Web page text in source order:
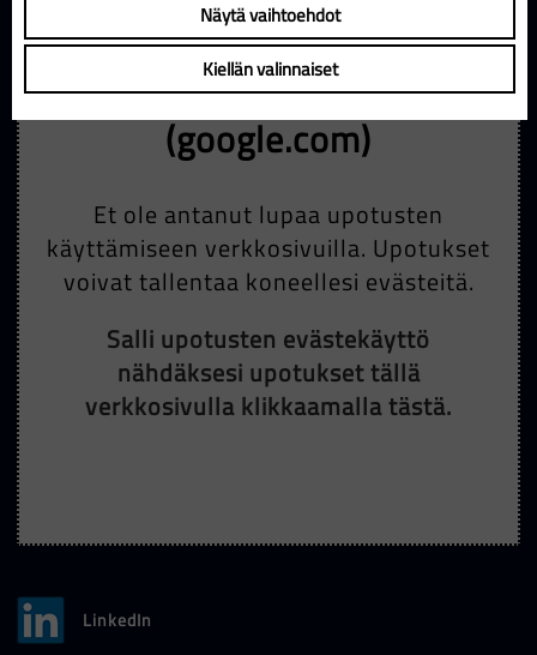
Upotus estetty
(google.com)
Et ole antanut lupaa upotusten
käyttämiseen verkkosivuilla. Upotukset
voivat tallentaa koneellesi evästeitä.
Salli upotusten evästekäyttö
nähdäksesi upotukset tällä
verkkosivulla klikkaamalla tästä.
LinkedIn
Näytä vaihtoehdot
Kiellän valinnaiset